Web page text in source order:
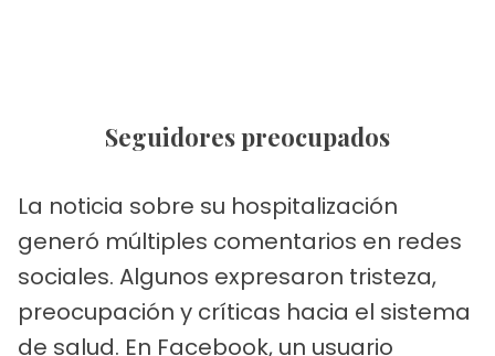
Seguidores preocupados
La noticia sobre su hospitalización
generó múltiples comentarios en redes
sociales. Algunos expresaron tristeza,
preocupación y críticas hacia el sistema
de salud. En Facebook, un usuario